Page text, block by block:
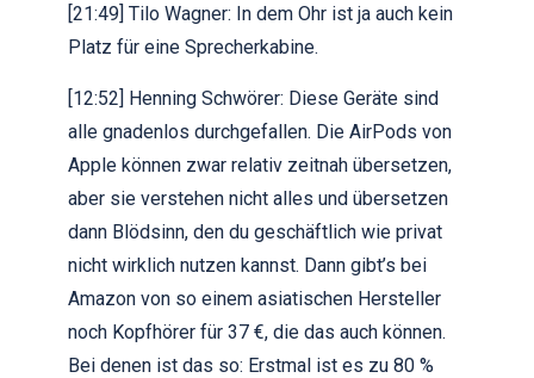
[21:49] Tilo Wagner: In dem Ohr ist ja auch kein
Platz für eine Sprecherkabine.
[12:52] Henning Schwörer: Diese Geräte sind
alle gnadenlos durchgefallen. Die AirPods von
Apple können zwar relativ zeitnah übersetzen,
aber sie verstehen nicht alles und übersetzen
dann Blödsinn, den du geschäftlich wie privat
nicht wirklich nutzen kannst. Dann gibt’s bei
Amazon von so einem asiatischen Hersteller
noch Kopfhörer für 37 €, die das auch können.
Bei denen ist das so: Erstmal ist es zu 80 %